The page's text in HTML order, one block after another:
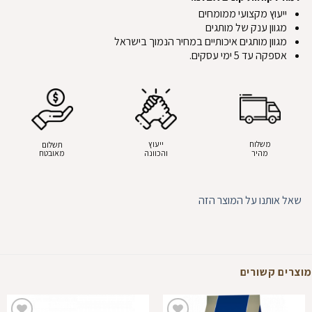
ייעוץ מקצועי ממומחים
מגוון ענק של מותגים
מגוון מותגים איכותיים במחיר הנמוך בישראל
אספקה עד 5 ימי עסקים.
משלוח
מהיר
ייעוץ
והכוונה
תשלום
מאובטח
שאל אותנו על המוצר הזה
מוצרים קשורים